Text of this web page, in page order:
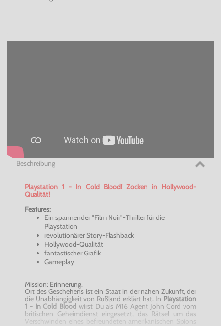
Beschreibung
Playstation 1 - In Cold Blood! Zocken in Hollywood-
Qualität!
Features:
Ein spannender "Film Noir"-Thriller für die
Playstation
revolutionärer Story-Flashback
Hollywood-Qualität
fantastischer Grafik
Gameplay
Mission: Erinnerung.
Ort des Geschehens ist ein Staat in der nahen Zukunft, der
die Unabhängigkeit von Rußland erklärt hat. In Playstation
1 - In Cold Blood wirst Du als M16 Agent John Cord vom
britischen Geheimdienst eingesetzt, das Rätsel um das
Verschwinden eines befreundeten amerikanischen Spions